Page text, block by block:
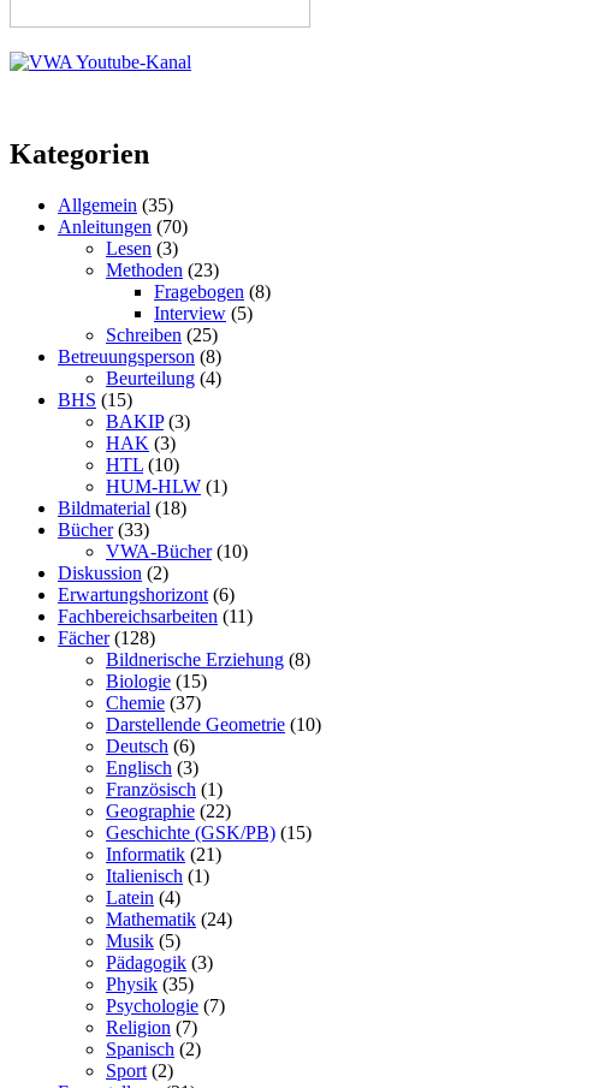
Kategorien
Allgemein (35)
Anleitungen (70)
Lesen (3)
Methoden (23)
Fragebogen (8)
Interview (5)
Schreiben (25)
Betreuungsperson (8)
Beurteilung (4)
BHS (15)
BAKIP(3)
HAK (3)
HTL (10)
HUM-HLW (1)
Bildmaterial (18)
Bücher(33)
VWA-Bücher(10)
Diskussion (2)
Erwartungshorizont (6)
Fachbereichsarbeiten (11)
Fächer(128)
Bildnerische Erziehung (8)
Biologie (15)
Chemie (37)
Darstellende Geometrie (10)
Deutsch (6)
Englisch (3)
Französisch (1)
Geographie (22)
Geschichte (GSK/PB) (15)
Informatik (21)
Italienisch (1)
Latein (4)
Mathematik (24)
Musik (5)
Pädagogik (3)
Physik (35)
Psychologie (7)
Religion (7)
Spanisch (2)
Sport (2)